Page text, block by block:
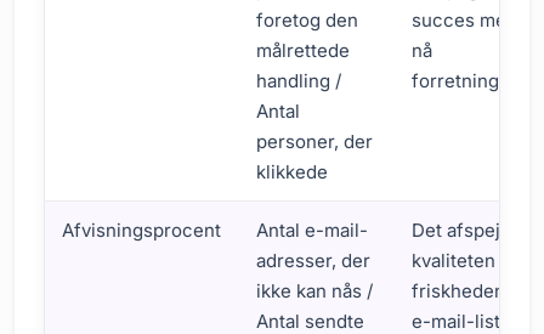
foretog den
målrettede
handling /
Antal
personer, der
klikkede
succes med at
nå
forretningsmål.
Afvisningsprocent
Antal e-mail-
adresser, der
ikke kan nås /
Antal sendte
Det afspejler
kvaliteten og
friskheden af
e-mail-listen.